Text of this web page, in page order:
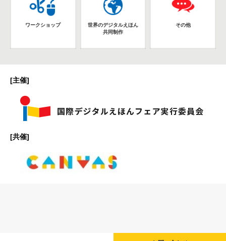
ワークショップ
世界のデジタルえほん
共同制作
その他
[主催]
[共催]